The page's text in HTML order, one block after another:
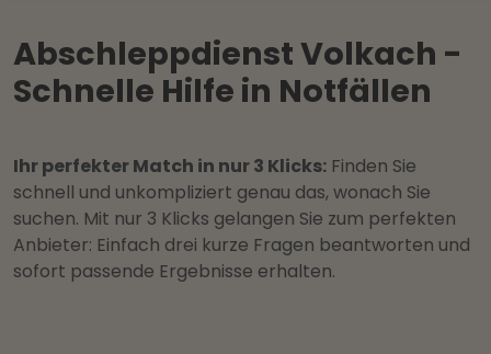
Abschleppdienst Volkach -
Schnelle Hilfe in Notfällen
Ihr perfekter Match in nur 3 Klicks: Finden Sie
schnell und unkompliziert genau das, wonach Sie
suchen. Mit nur 3 Klicks gelangen Sie zum perfekten
Anbieter: Einfach drei kurze Fragen beantworten und
sofort passende Ergebnisse erhalten.